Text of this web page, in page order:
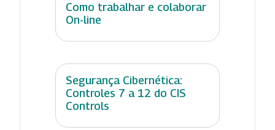
Como trabalhar e colaborar
On-line
Segurança Cibernética:
Controles 7 a 12 do CIS
Controls